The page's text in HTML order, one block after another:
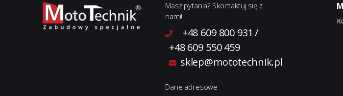
Masz pytania? Skontaktuj się z
nami!
+48 609 800 931 /
+48 609 550 459
sklep@mototechnik.pl
Dane adresowe